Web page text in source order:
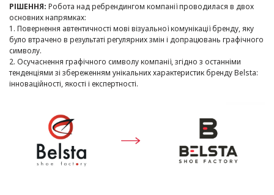
РІШЕННЯ: Робота над ребрендингом компанії проводилася в двох
основних напрямках:
1. Повернення автентичності мові візуальної комунікації бренду, яку
було втрачено в результаті регулярних змін і допрацювань графічного
символу.
2. Осучаснення графічного символу компанії, згідно з останніми
тенденціями зі збереженням унікальних характеристик бренду Belsta:
інноваційності, якості і експертності.